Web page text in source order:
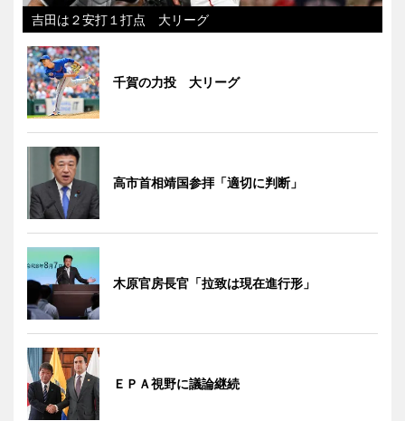
吉田は２安打１打点 大リーグ
千賀の力投 大リーグ
高市首相靖国参拝「適切に判断」
木原官房長官「拉致は現在進行形」
ＥＰＡ視野に議論継続